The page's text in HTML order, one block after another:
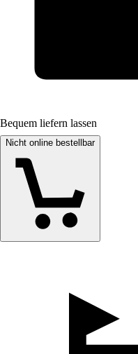
Bequem liefern lassen
Nicht online bestellbar